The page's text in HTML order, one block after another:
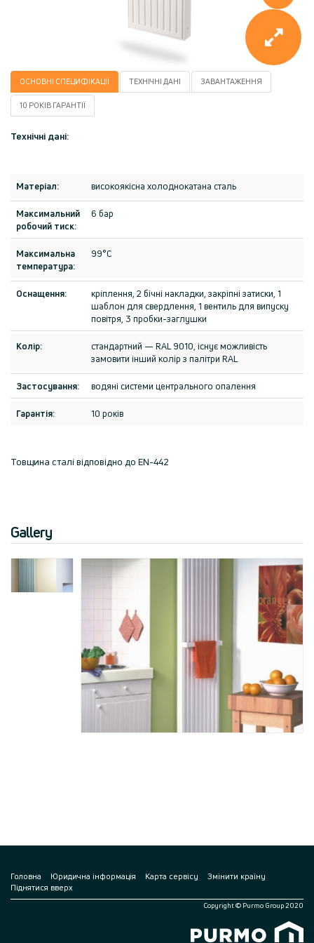
ОСНОВНІ СПЕЦИФІКАЦІЇ ТЕХНІЧНІ ДАНІ ЗАВАНТАЖЕННЯ
10 РОКІВ ГАРАНТІЇ
Технічні дані:
Матеріал: високоякісна холоднокатана сталь
Максимальний
робочий тиск:
6 бар
Максимальна
температура:
99°C
Оснащення:
кріплення, 2 бічні накладки, закріпні затиски, 1
шаблон для свердлення, 1 вентиль для випуску
повітря, 3 пробки-заглушки
Колір:
стандартний — RAL 9010, існує можливість
замовити інший колір з палітри RAL
Застосування: водяні системи центрального опалення
Гарантія: 10 років
Товщина сталі відповідно до EN-442
Gallery
Головна Юридична інформація Карта сервісу
Змінити країну
Піднятися вверх
Copyright © Purmo Group 2020